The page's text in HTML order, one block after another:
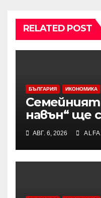
RELATED POST
БЪЛГАРИЯ ИКОНОМИКА
Семейният
навън“ ще
осми път в
АВГ. 6, 2026